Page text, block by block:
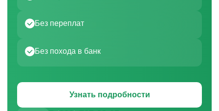
Узнать подробности
Без переплат
Без похода в банк